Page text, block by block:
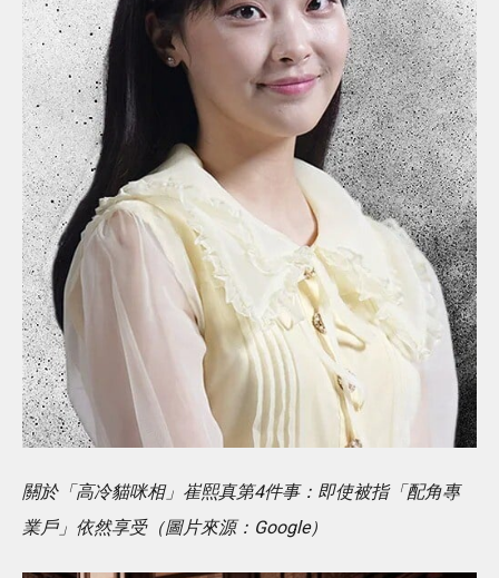
關於「高冷貓咪相」崔熙真第4件事：即使被指「配角專
業戶」依然享受（圖片來源：Google）